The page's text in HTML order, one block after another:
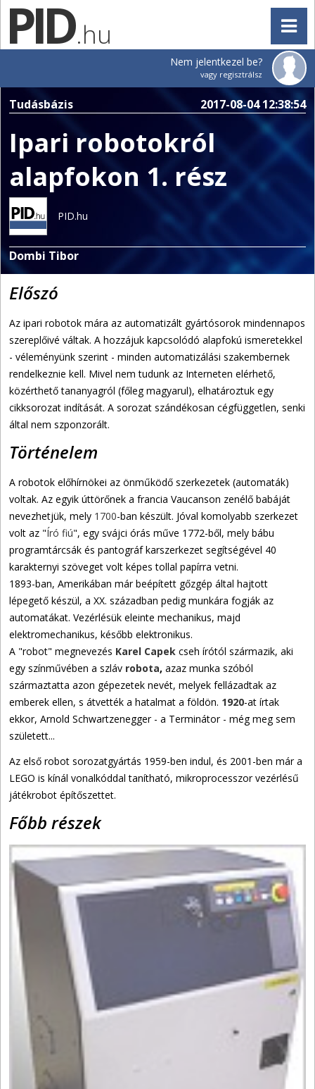
.hu
Nem jelentkezel be?
vagy regisztrálsz
Tudásbázis 2017-08-04 12:38:54
Ipari robotokról
alapfokon 1. rész
PID.hu
Dombi Tibor
Előszó
Az ipari robotok mára az automatizált gyártósorok mindennapos
szereplőivé váltak. A hozzájuk kapcsolódó alapfokú ismeretekkel
- véleményünk szerint - minden automatizálási szakembernek
rendelkeznie kell. Mivel nem tudunk az Interneten elérhető,
közérthető tananyagról (főleg magyarul), elhatároztuk egy
cikksorozat indítását. A sorozat szándékosan cégfüggetlen, senki
által nem szponzorált.
Történelem
A robotok előhírnökei az önműködő szerkezetek (automaták)
voltak. Az egyik úttörőnek a francia Vaucanson zenélő babáját
nevezhetjük, mely 1700-ban készült. Jóval komolyabb szerkezet
volt az "Író fiú", egy svájci órás műve 1772-ből, mely bábu
programtárcsák és pantográf karszerkezet segítségével 40
karakternyi szöveget volt képes tollal papírra vetni.
1893-ban, Amerikában már beépített gőzgép által hajtott
lépegető készül, a XX. században pedig munkára fogják az
automatákat. Vezérlésük eleinte mechanikus, majd
elektromechanikus, később elektronikus.
A "robot" megnevezés Karel Capek cseh írótól származik, aki
egy színművében a szláv robota, azaz munka szóból
származtatta azon gépezetek nevét, melyek fellázadtak az
emberek ellen, s átvették a hatalmat a földön. 1920-at írtak
ekkor, Arnold Schwartzenegger - a Terminátor - még meg sem
született...
Az első robot sorozatgyártás 1959-ben indul, és 2001-ben már a
LEGO is kínál vonalkóddal tanítható, mikroprocesszor vezérlésű
játékrobot építőszettet.
Főbb részek